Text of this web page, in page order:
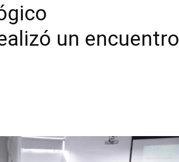
un encuentro